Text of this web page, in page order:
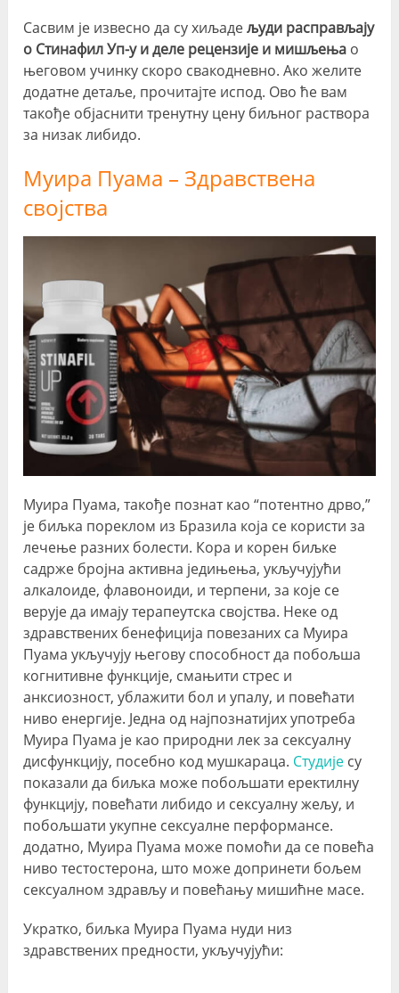
Сасвим је извесно да су хиљадељуди расправљају
о Стинафил Уп-у и деле рецензије и мишљења о
његовом учинку скоро свакодневно. Ако желите
додатне детаље, прочитајте испод. Ово ће вам
такође објаснити тренутну цену биљног раствора
за низак либидо.
Муира Пуама – Здравствена
својства
Муира Пуама, такође познат као “потентно дрво,”
је биљка пореклом из Бразила која се користи за
лечење разних болести. Кора и корен биљке
садрже бројна активна једињења, укључујући
алкалоиде, флавоноиди, и терпени, за које се
верује да имају терапеутска својства. Неке од
здравствених бенефиција повезаних са Муира
Пуама укључују његову способност да побољша
когнитивне функције, смањити стрес и
анксиозност, ублажити бол и упалу, и повећати
ниво енергије. Једна од најпознатијих употреба
Муира Пуама је као природни лек за сексуалну
дисфункцију, посебно код мушкараца. Студије су
показали да биљка може побољшати еректилну
функцију, повећати либидо и сексуалну жељу, и
побољшати укупне сексуалне перформансе.
додатно, Муира Пуама може помоћи да се повећа
ниво тестостерона, што може допринети бољем
сексуалном здрављу и повећању мишићне масе.
Укратко, биљка Муира Пуама нуди низ
здравствених предности, укључујући: